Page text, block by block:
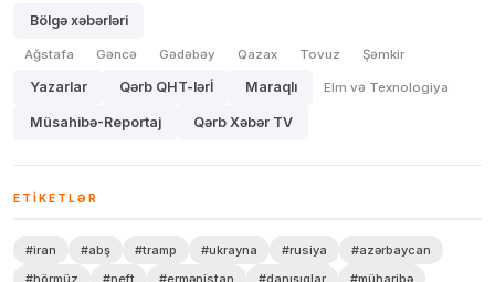
Bölgə xəbərləri
Ağstafa Gəncə Gədəbəy Qazax Tovuz Şəmkir
Yazarlar Qərb QHT-lərİ Maraqlı Elm və Texnologiya
Müsahibə-Reportaj Qərb Xəbər TV
ETIKETLƏR
#iran #abş #tramp #ukrayna #rusiya
#azərbaycan
#hörmüz
#neft #ermənistan #danışıqlar #müharibə